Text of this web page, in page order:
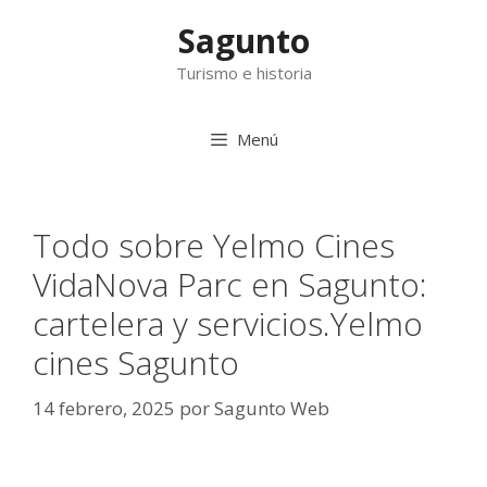
Sagunto
Turismo e historia
Menú
Todo sobre Yelmo Cines
VidaNova Parc en Sagunto:
cartelera y servicios.Yelmo
cines Sagunto
14 febrero, 2025 porSagunto Web